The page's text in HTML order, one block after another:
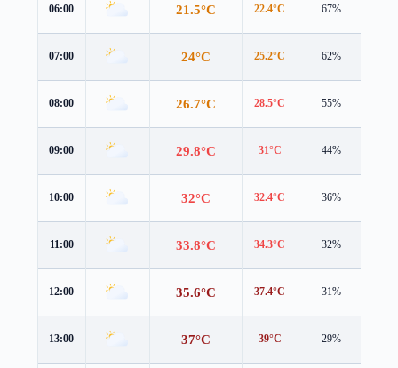
06:00 21.5°C 22.4°C 67%
07:00 24°C 25.2°C 62%
08:00 26.7°C 28.5°C 55%
09:00 29.8°C 31°C 44%
10:00 32°C 32.4°C 36%
11:00 33.8°C 34.3°C 32%
12:00 35.6°C 37.4°C 31%
13:00 37°C 39°C 29%